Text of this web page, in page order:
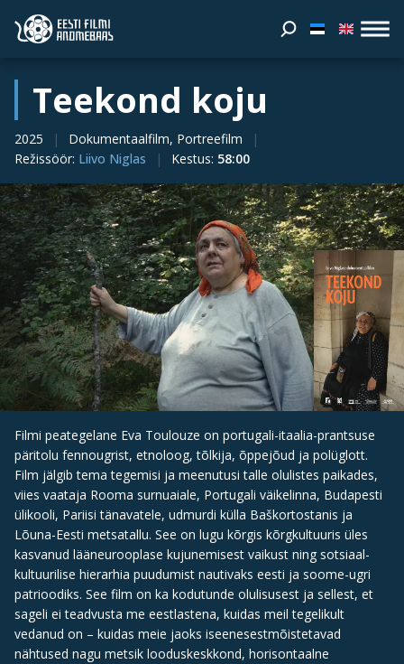
Teekond koju
2025
Dokumentaalfilm, Portreefilm
Režissöör: Liivo Niglas Kestus: 58:00
Filmi peategelane Eva Toulouze on portugali-itaalia-prantsuse
päritolu fennougrist, etnoloog, tõlkija, õppejõud ja polüglott.
Film jälgib tema tegemisi ja meenutusi talle olulistes paikades,
viies vaataja Rooma surnuaiale, Portugali väikelinna, Budapesti
ülikooli, Pariisi tänavatele, udmurdi külla Baškortostanis ja
Lõuna-Eesti metsatallu. See on lugu kõrgis kõrgkultuuris üles
kasvanud lääneurooplase kujunemisest vaikust ning sotsiaal-
kultuurilise hierarhia puudumist nautivaks eesti ja soome-ugri
patrioodiks. See film on ka kodutunde olulisusest ja sellest, et
sageli ei teadvusta me eestlastena, kuidas meil tegelikult
vedanud on – kuidas meie jaoks iseenesestmõistetavad
nähtused nagu metsik looduskeskkond, horisontaalne